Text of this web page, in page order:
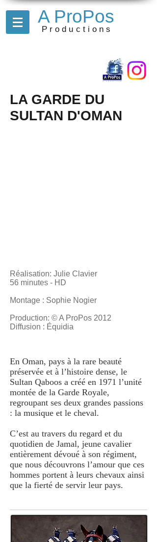
A ProPos
Productions
LA GARDE DU
SULTAN D'OMAN
Réalisation: Julie Clavier
56 minutes - HD
Montage : Sophie Nogier
Production: © A ProPos 2012
Diffusion : Équidia
En Oman, pays à la rare beauté
préservée et à l’histoire dense, le
Sultan Qaboos a créé en 1971 l’unité
montée de la Garde Royale,
regroupant ses deux grandes passions
: la musique et le cheval.
C’est au travers du regard et du
quotidien de Jamal, jeune cavalier
entièrement dévoué à son régiment,
que nous découvrons l’amour que ces
hommes portent à leurs chevaux ainsi
que la fierté de servir leur pays.